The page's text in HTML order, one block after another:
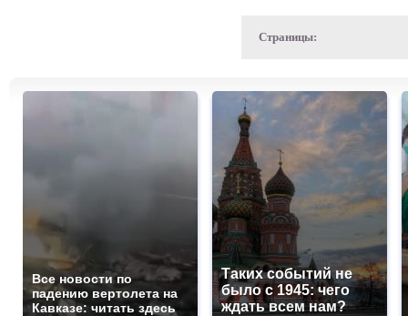
Страницы:
Все новости по
падению вертолета на
Кавказе: читать здесь
Таких событий не
было с 1945: чего
ждать всем нам?